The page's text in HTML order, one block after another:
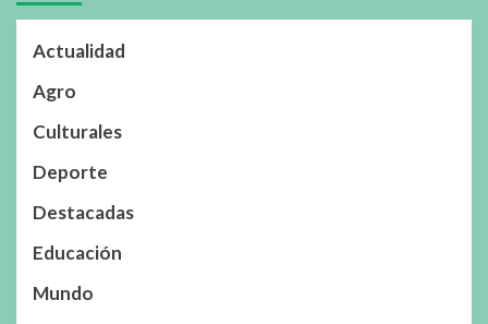
Actualidad
Agro
Culturales
Deporte
Destacadas
Educación
Mundo